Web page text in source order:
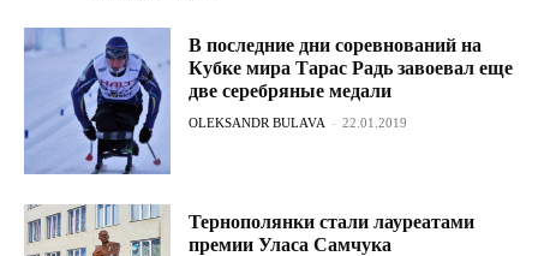
В последние дни соревнований на
Кубке мира Тарас Радь завоевал еще
две серебряные медали
OLEKSANDR BULAVA - 22.01.2019
Тернополянки стали лауреатами
премии Уласа Самчука